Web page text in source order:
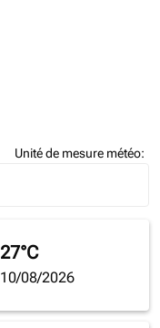
Unité de mesure météo:
27°C
10/08/2026